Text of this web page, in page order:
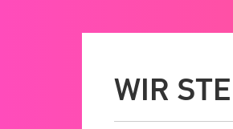
WIR